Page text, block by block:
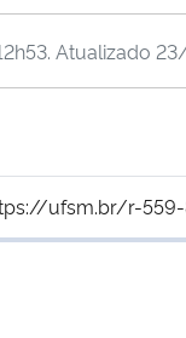
. Atualizado
ufsm.br/r-